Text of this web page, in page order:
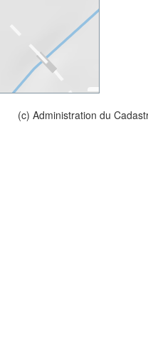
(c) Administration du